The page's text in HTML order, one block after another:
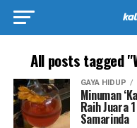
All posts tagged
GAYA HIDUP
Minuman
Raih Juara
Samarinda